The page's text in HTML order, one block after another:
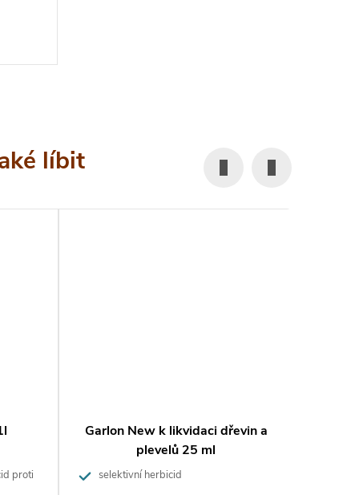
proti
Garlon New k likvidaci dřevin a
plevelů 25 ml
selektivní herbicid